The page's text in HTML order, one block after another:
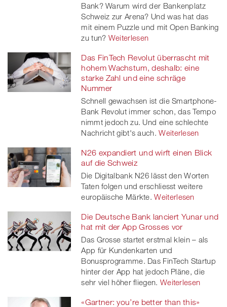
Bank? Warum wird der Bankenplatz
Schweiz zur Arena? Und was hat das
mit einem Puzzle und mit Open Banking
zu tun? Weiterlesen
Das FinTech Revolut überrascht mit
hohem Wachstum, deshalb: eine
starke Zahl und eine schräge
Nummer
Schnell gewachsen ist die Smartphone-
Bank Revolut immer schon, das Tempo
nimmt jedoch zu. Und eine schlechte
Nachricht gibt's auch. Weiterlesen
N26 expandiert und wirft einen Blick
auf die Schweiz
Die Digitalbank N26 lässt den Worten
Taten folgen und erschliesst weitere
europäische Märkte. Weiterlesen
Die Deutsche Bank lanciert Yunar und
hat mit der App Grosses vor
Das Grosse startet erstmal klein – als
App für Kundenkarten und
Bonusprogramme. Das FinTech Startup
hinter der App hat jedoch Pläne, die
sehr viel höher fliegen. Weiterlesen
«Gartner: you’re better than this»